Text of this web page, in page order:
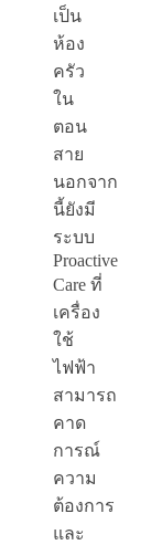
เป็น
ห้อง
ครัว
ใน
ตอน
สาย
นอกจาก
นี้ยังมี
ระบบ
Proactive
Care ที่
เครื่อง
ใช้
ไฟฟ้า
สามารถ
คาด
การณ์
ความ
ต้องการ
และ